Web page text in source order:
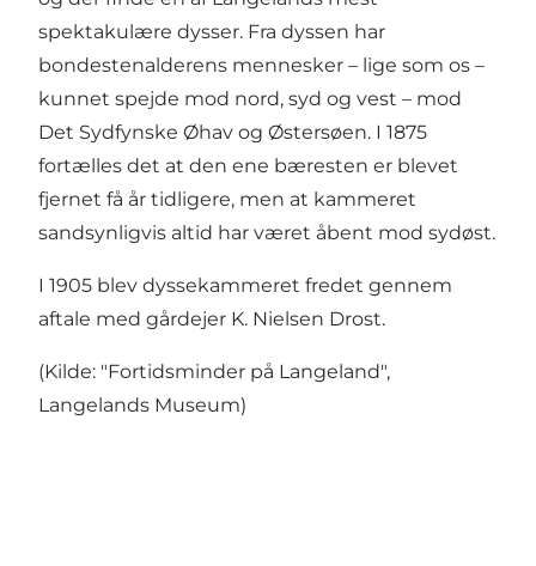
spektakulære dysser. Fra dyssen har
bondestenalderens mennesker – lige som os –
kunnet spejde mod nord, syd og vest – mod
Det Sydfynske Øhav og Østersøen. I 1875
fortælles det at den ene bæresten er blevet
fjernet få år tidligere, men at kammeret
sandsynligvis altid har været åbent mod sydøst.
I 1905 blev dyssekammeret fredet gennem
aftale med gårdejer K. Nielsen Drost.
(Kilde: "Fortidsminder på Langeland",
Langelands Museum)